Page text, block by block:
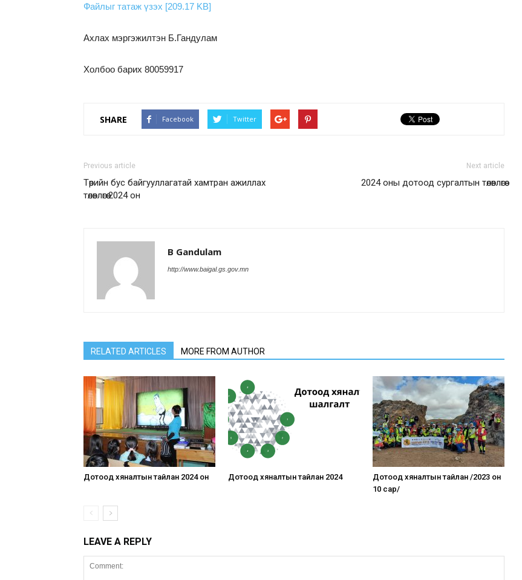
Файлыг татаж үзэх [209.17 KB]
Ахлах мэргэжилтэн Б.Гандулам
Холбоо барих 80059917
SHARE Facebook Twitter
Previous article
Төрийн бус байгууллагатай хамтран ажиллах
төлөвлөгөө 2024 он
Next article
2024 оны дотоод сургалтын төлөвлөгөө
B Gandulam
http://www.baigal.gs.gov.mn
RELATED ARTICLES MORE FROM AUTHOR
Дотоод хяналтын тайлан 2024 он Дотоод хяналтын тайлан 2024
Дотоод хяналтын тайлан /2023 он
10 сар/
LEAVE A REPLY